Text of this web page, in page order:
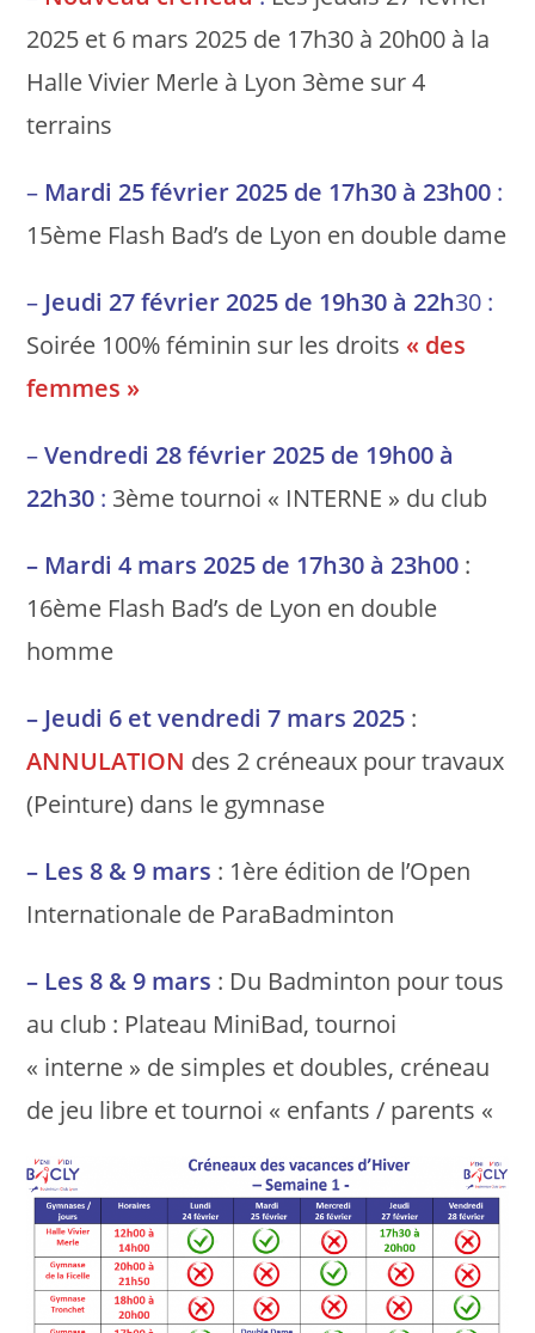
2025 et 6 mars 2025 de 17h30 à 20h00 à la
Halle Vivier Merle à Lyon 3ème sur 4
terrains
– Mardi 25 février 2025 de 17h30 à 23h00 :
15ème Flash Bad’s de Lyon en double dame
– Jeudi 27 février 2025 de 19h30 à 22h30 :
Soirée 100% féminin sur les droits « des
femmes »
–Vendredi 28 février 2025 de 19h00 à
22h30 : 3ème tournoi « INTERNE » du club
– Mardi 4 mars 2025 de 17h30 à 23h00 :
16ème Flash Bad’s de Lyon en double
homme
– Jeudi 6 et vendredi 7 mars 2025 :
ANNULATION des 2 créneaux pour travaux
(Peinture) dans le gymnase
– Les 8 & 9 mars : 1ère édition de l’Open
Internationale de ParaBadminton
– Les 8 & 9 mars : Du Badminton pour tous
au club : Plateau MiniBad, tournoi
« interne » de simples et doubles, créneau
de jeu libre et tournoi « enfants / parents «